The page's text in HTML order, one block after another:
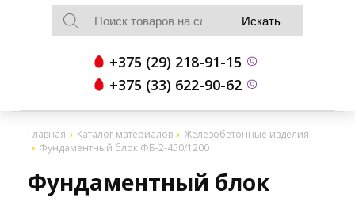
+375 (29) 218-91-15
+375 (33) 622-90-62
Главная Каталог материалов
Железобетонные изделия
Фундаментный блок ФБ-2-450/1200
Фундаментный блок